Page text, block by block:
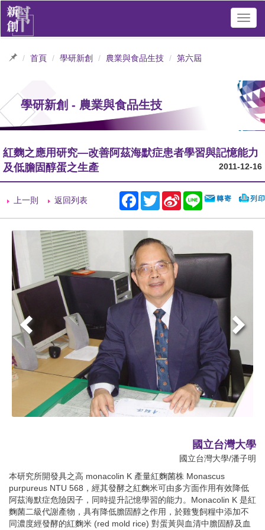
首頁 學研新創 農業與食品生技 第六屆
學研新創 - 農業與食品生技
紅麴之應用研究—改善阿茲海默症患者學習與記憶能力
及低膽固醇蛋之生產
2011-12-16
上一則 返回列表 Facebook
TwitterSina
Weibo
Line
國立台灣大學
國立台灣大學/潘子明
本研究所開發具之高 monacolin K 產量紅麴菌株 Monascus
purpureus NTU 568，經其發酵之紅麴米可由多方面作用有效降低
阿茲海默症危險因子，同時提升記憶學習的能力。Monacolin K 是紅
麴菌二級代謝產物，具有降低膽固醇之作用，於雞隻飼糧中添加不
同濃度經發酵的紅麴米 (red mold rice) 對蛋黃與血清中膽固醇及血